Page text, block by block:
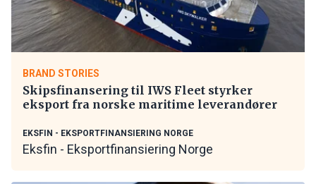
BRAND STORIES
Skipsfinansering til IWS Fleet styrker
eksport fra norske maritime leverandører
EKSFIN - EKSPORTFINANSIERING NORGE
Eksfin - Eksportfinansiering Norge